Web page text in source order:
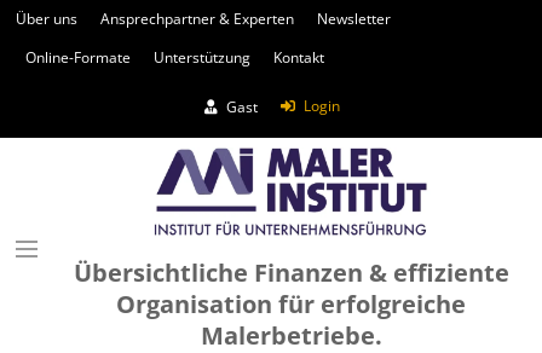
Über uns Ansprechpartner & Experten
Newsletter
Online-Formate
Unterstützung Kontakt
Gast Login
Übersichtliche Finanzen & effiziente
Organisation für erfolgreiche
Malerbetriebe.